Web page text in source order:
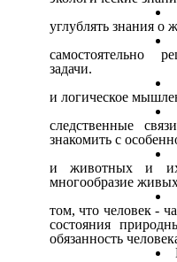
углублять знания
самостоятельно
задачи.
и логическое
следственные
знакомить с
и животных и их
многообразие
том, что человек -
состояния
обязанность